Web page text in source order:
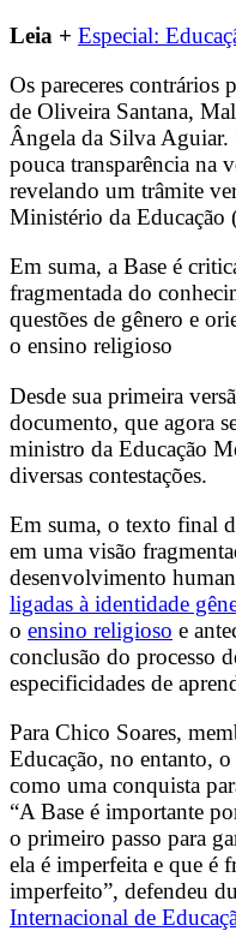
Leia + Especial:
Os pareceres contrários
de Oliveira Santana,
Ângela da Silva Aguiar.
pouca transparência na
revelando um trâmite
Ministério da Educação
Em suma, a Base é
fragmentada do
questões de gênero e
o ensino religioso
Desde sua primeira
documento, que agora
ministro da Educação
diversas contestações.
Em suma, o texto final
em uma visão
desenvolvimento
ligadas à identidade
o ensino religioso e
conclusão do processo
especificidades de
Para Chico Soares,
Educação, no entanto,
como uma conquista
“A Base é importante
o primeiro passo para
ela é imperfeita e que é
imperfeito”, defendeu
Internacional de